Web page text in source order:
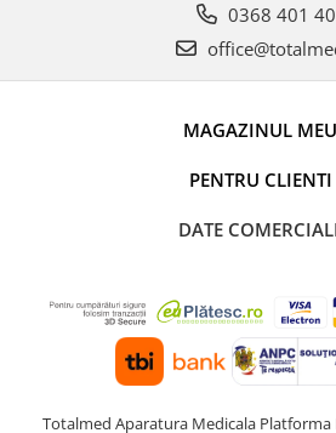
0368 401
MAGAZINUL MEU
PENTRU CLIENTI
DATE
Totalmed Aparatura Medicala Platforma